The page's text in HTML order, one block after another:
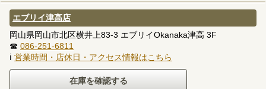
エブリイ津高店
岡山県岡山市北区横井上83-3 エブリイOkanaka津高 3F
☎ 086-251-6811
ℹ 営業時間・店休日・アクセス情報はこちら